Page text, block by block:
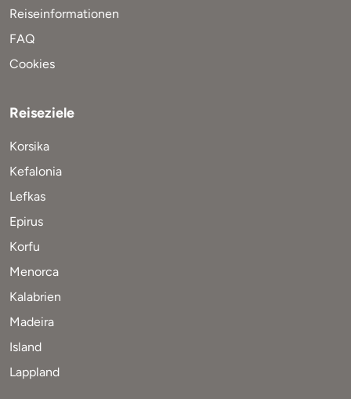
Reiseinformationen
FAQ
Cookies
Reiseziele
Korsika
Kefalonia
Lefkas
Epirus
Korfu
Menorca
Kalabrien
Madeira
Island
Lappland